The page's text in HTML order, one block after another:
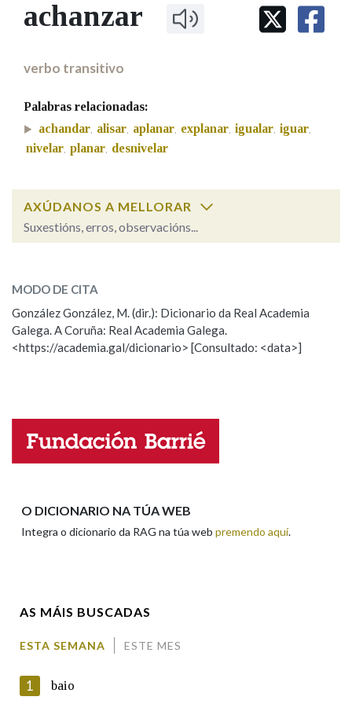
IDENTIDADE CORPORATIVA
MARCIAL DEL ADALID
FIGURAS HOMENAXEADAS
Facebook
TwitterYoutubeInstagram
Bluesky
BUSCAR NOS LEMAS
Remata por
BUSCAR NO CONTIDO
Nos exemplos
OUTRAS OPCIÓNS DE BUSCA
achanzar
verbo transitivo
Palabras relacionadas:
achandar, alisar, aplanar, explanar, igualar, iguar,
nivelar, planar, desnivelar
AXÚDANOS A MELLORAR
Suxestións, erros, observacións...
ESCOLLE UNHA OPCIÓN:
Observación Hai un erro na palabra
Propoño mellorar a definición
Nome
MODO DE CITA
González González, M. (dir.): Dicionario da Real Academia
Galega. A Coruña: Real Academia Galega.
<https://academia.gal/dicionario> [Consultado: <data>]
O DICIONARIO NA TÚA WEB
Integra o dicionario da RAG na túa web premendo aquí.
AS MÁIS BUSCADAS
ESTA SEMANA ESTE MES
1 baio